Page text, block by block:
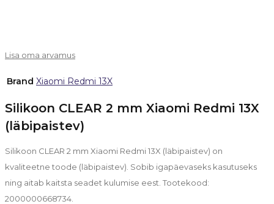
Lisa oma arvamus
Brand Xiaomi Redmi 13X
Silikoon CLEAR 2 mm Xiaomi Redmi 13X
(läbipaistev)
Silikoon CLEAR 2 mm Xiaomi Redmi 13X (läbipaistev) on
kvaliteetne toode (läbipaistev). Sobib igapäevaseks kasutuseks
ning aitab kaitsta seadet kulumise eest. Tootekood:
2000000668734.